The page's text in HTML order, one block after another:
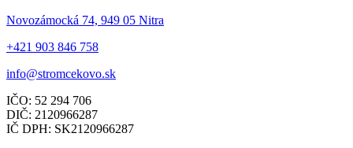
Novozámocká 74, 949 05 Nitra
+421 903 846 758
info@stromcekovo.sk
IČO: 52 294 706
DIČ: 2120966287
IČ DPH: SK2120966287